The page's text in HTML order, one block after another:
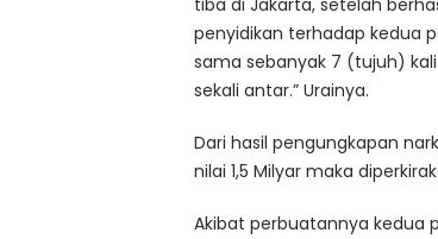
tiba di Jakarta, setelah
penyidikan terhadap kedua
sama sebanyak 7 (tujuh)
sekali antar.” Urainya.
Dari hasil pengungkapan
nilai 1,5 Milyar maka
Akibat perbuatannya kedua